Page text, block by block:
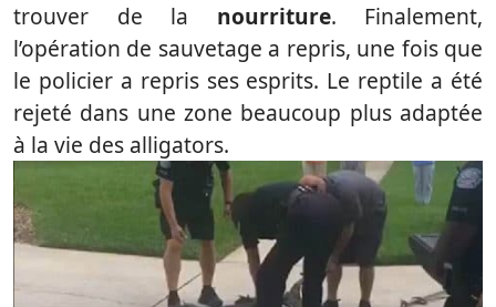
trouver de la nourriture. Finalement,
l’opération de sauvetage a repris, une fois que
le policier a repris ses esprits. Le reptile a été
rejeté dans une zone beaucoup plus adaptée
à la vie des alligators.